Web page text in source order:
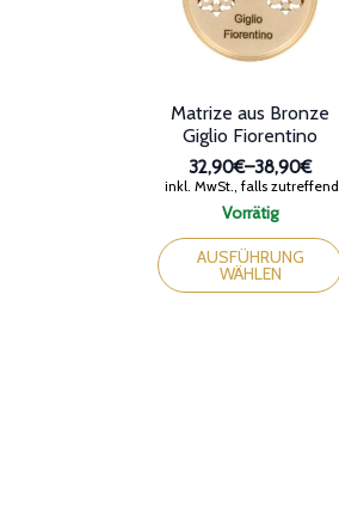
Vorrätig
Matrize aus Bronze
Giglio Fiorentino
32,90€–38,90€
Preisspanne:
32,90€
bis
38,90€
inkl. MwSt., falls zutreffend
AUSFÜHRUNG
WÄHLEN
Dieses
Produkt
weist